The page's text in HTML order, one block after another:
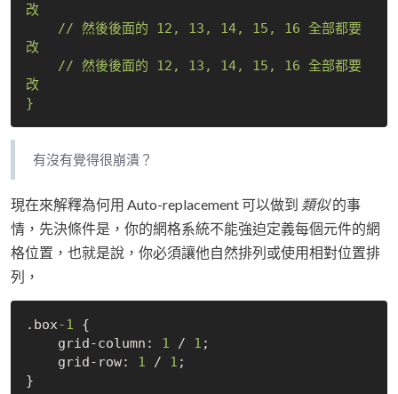
改
// 然後後面的 12 , 13 , 14, 15 , 16 全部都要
改
// 然後後面的 12 , 13 , 14, 15 , 16 全部都要
改
}
有沒有覺得很崩潰？
現在來解釋為何用 Auto-replacement 可以做到 類似的事
情，先決條件是，你的網格系統不能強迫定義每個元件的網
格位置，也就是說，你必須讓他自然排列或使用相對位置排
列，
.box-1 {
    grid-column:
1 / 1 ;
    grid-row:
1 / 1 ;
}